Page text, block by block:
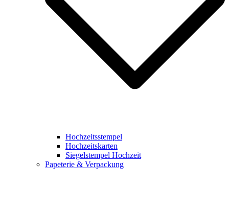
Hochzeitsstempel
Hochzeitskarten
Siegelstempel Hochzeit
Papeterie & Verpackung